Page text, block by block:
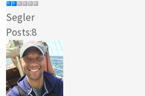
Segler
Posts:8